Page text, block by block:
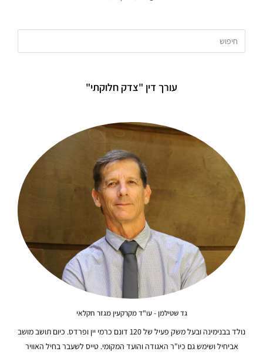
עורך דין "צדק חלוקתי"
גד שטילמן - עו"ד מקרקעין מגזר חקלאי
נולד בבנימינה ובעל משק פעיל של 120 דונם כרמי יין ופרדס. כיום תושב מושב
אביחיל ושימש גם כיו"ר האגודה והועד המקומי. טייס לשעבר בחיל האוויר